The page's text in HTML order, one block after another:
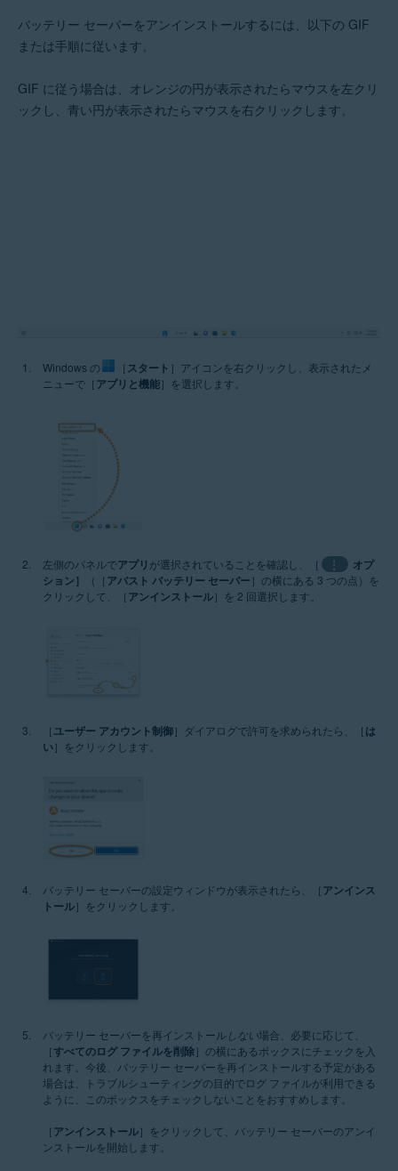
バッテリー セーバーをアンインストールするには、以下の GIF
または手順に従います。
GIF に従う場合は、オレンジの円が表示されたらマウスを左クリ
ックし、青い円が表示されたらマウスを右クリックします。
Windows の ［ スタート ］アイコンを右クリックし、表示されたメ
ニューで［ アプリと機能］を選択します。
左側のパネルでアプリ が選択されていることを確認し、［ ⋮
オプ
ション］
（［ アバスト バッテリー セーバー ］の横にある 3 つの点）を
クリックして、［ アンインストール］を 2 回選択します。
［ ユーザー アカウント制御］ダイアログで許可を求められたら、［ は
い］をクリックします。
バッテリー セーバーの設定ウィンドウが表示されたら、［ アンインス
トール］をクリックします。
バッテリー セーバーを再インストールしない場合、必要に応じて、
［すべてのログ ファイルを削除］の横にあるボックスにチェックを入
れます。今後、バッテリー セーバーを再インストールする予定がある
場合は、トラブルシューティングの目的でログ ファイルが利用できる
ように、このボックスをチェックしないことをおすすめします。
［ アンインストール］をクリックして、バッテリー セーバーのアンイ
ンストールを開始します。